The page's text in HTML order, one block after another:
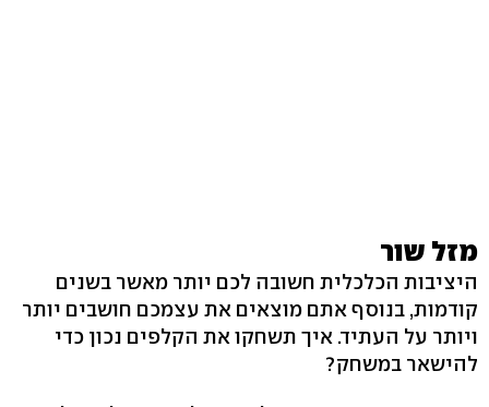
מזל שור
היציבות הכלכלית חשובה לכם יותר מאשר בשנים
קודמות, בנוסף אתם מוצאים את עצמכם חושבים יותר
ויותר על העתיד. איך תשחקו את הקלפים נכון כדי
להישאר במשחק?